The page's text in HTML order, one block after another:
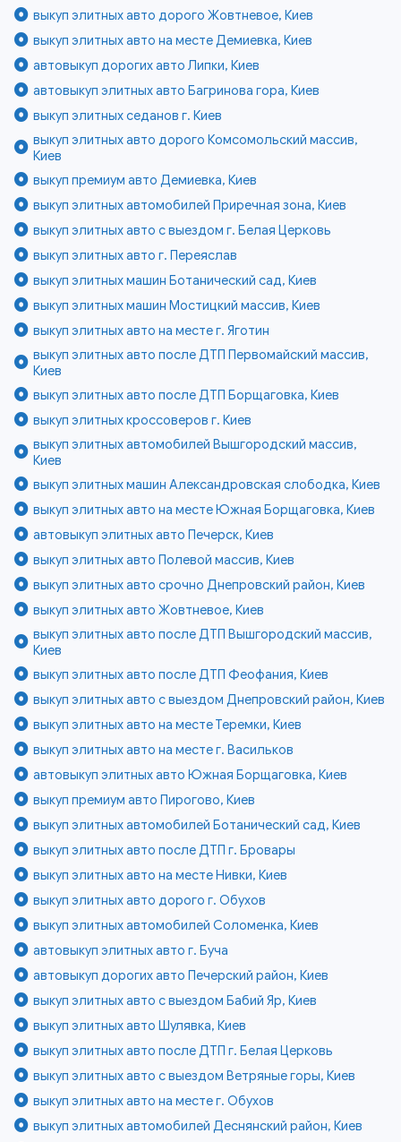
выкуп элитных авто дорого Жовтневое, Киев
выкуп элитных авто на месте Демиевка, Киев
автовыкуп дорогих авто Липки, Киев
автовыкуп элитных авто Багринова гора, Киев
выкуп элитных седанов г. Киев
выкуп элитных авто дорого Комсомольский массив,
Киев
выкуп премиум авто Демиевка, Киев
выкуп элитных автомобилей Приречная зона, Киев
выкуп элитных авто с выездом г. Белая Церковь
выкуп элитных авто г. Переяслав
выкуп элитных машин Ботанический сад, Киев
выкуп элитных машин Мостицкий массив, Киев
выкуп элитных авто на месте г. Яготин
выкуп элитных авто после ДТП Первомайский массив,
Киев
выкуп элитных авто после ДТП Борщаговка, Киев
выкуп элитных кроссоверов г. Киев
выкуп элитных автомобилей Вышгородский массив,
Киев
выкуп элитных машин Александровская слободка, Киев
выкуп элитных авто на месте Южная Борщаговка, Киев
автовыкуп элитных авто Печерск, Киев
выкуп элитных авто Полевой массив, Киев
выкуп элитных авто срочно Днепровский район, Киев
выкуп элитных авто Жовтневое, Киев
выкуп элитных авто после ДТП Вышгородский массив,
Киев
выкуп элитных авто после ДТП Феофания, Киев
выкуп элитных авто с выездом Днепровский район, Киев
выкуп элитных авто на месте Теремки, Киев
выкуп элитных авто на месте г. Васильков
автовыкуп элитных авто Южная Борщаговка, Киев
выкуп премиум авто Пирогово, Киев
выкуп элитных автомобилей Ботанический сад, Киев
выкуп элитных авто после ДТП г. Бровары
выкуп элитных авто на месте Нивки, Киев
выкуп элитных авто дорого г. Обухов
выкуп элитных автомобилей Соломенка, Киев
автовыкуп элитных авто г. Буча
автовыкуп дорогих авто Печерский район, Киев
выкуп элитных авто с выездом Бабий Яр, Киев
выкуп элитных авто Шулявка, Киев
выкуп элитных авто после ДТП г. Белая Церковь
выкуп элитных авто с выездом Ветряные горы, Киев
выкуп элитных авто на месте г. Обухов
выкуп элитных автомобилей Деснянский район, Киев